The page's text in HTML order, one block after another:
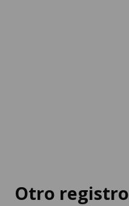
Otro registro